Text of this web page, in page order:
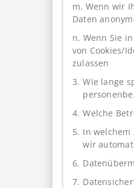
m. Wenn wir
Daten
n. Wenn Sie
von Cookies/
zulassen
3. Wie lange
4. Welche
5. In welchem
wir
6.
7.